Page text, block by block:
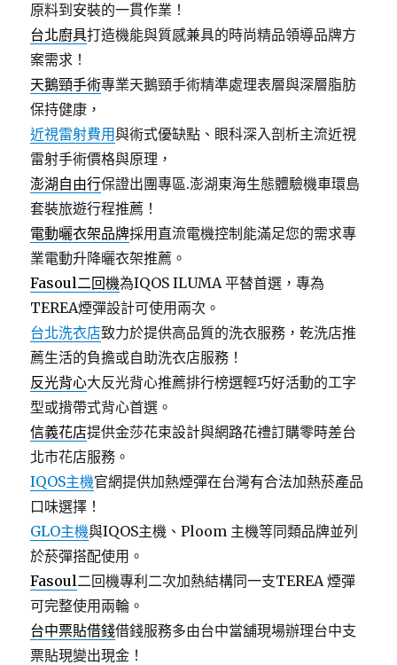
原料到安裝的一貫作業！
台北廚具打造機能與質感兼具的時尚精品領導品牌方
案需求！
天鵝頸手術專業天鵝頸手術精準處理表層與深層脂肪
保持健康，
近視雷射費用與術式優缺點、眼科深入剖析主流近視
雷射手術價格與原理，
澎湖自由行保證出團專區.澎湖東海生態體驗機車環島
套裝旅遊行程推薦！
電動曬衣架品牌採用直流電機控制能滿足您的需求專
業電動升降曬衣架推薦。
Fasoul二回機為IQOS ILUMA 平替首選，專為
TEREA煙彈設計可使用兩次。
台北洗衣店致力於提供高品質的洗衣服務，乾洗店推
薦生活的負擔或自助洗衣店服務！
反光背心大反光背心推薦排行榜選輕巧好活動的工字
型或揹帶式背心首選。
信義花店提供金莎花束設計與網路花禮訂購零時差台
北市花店服務。
IQOS主機官網提供加熱煙彈在台灣有合法加熱菸產品
口味選擇！
GLO主機與IQOS主機、Ploom 主機等同類品牌並列
於菸彈搭配使用。
Fasoul二回機專利二次加熱結構同一支TEREA 煙彈
可完整使用兩輪。
台中票貼借錢借錢服務多由台中當舖現場辦理台中支
票貼現變出現金！